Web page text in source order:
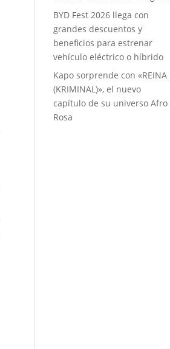
BYD Fest 2026 llega con
grandes descuentos y
beneficios para estrenar
vehículo eléctrico o híbrido
Kapo sorprende con «REINA
(KRIMINAL)», el nuevo
capítulo de su universo Afro
Rosa